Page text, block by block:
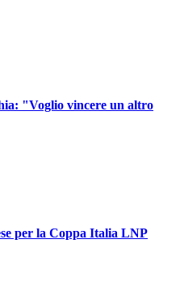
"Voglio vincere un altro
per la Coppa Italia LNP